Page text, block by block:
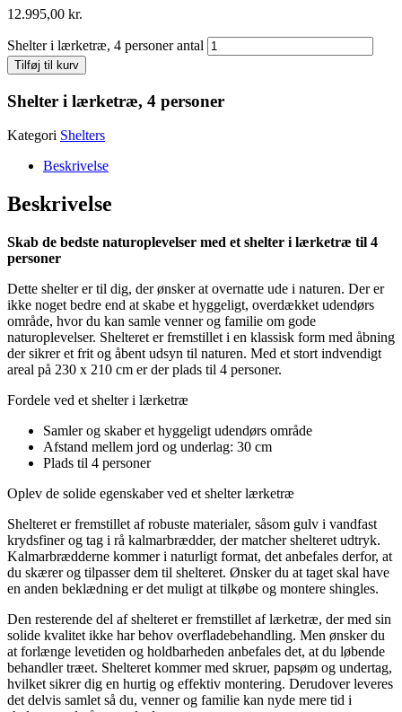
12.995,00 kr.
Shelter i lærketræ, 4 personer antal
Tilføj til kurv
Shelter i lærketræ, 4 personer
Kategori Shelters
Beskrivelse
Beskrivelse
Skab de bedste naturoplevelser med et shelter i lærketræ til 4
personer
Dette shelter er til dig, der ønsker at overnatte ude i naturen. Der er
ikke noget bedre end at skabe et hyggeligt, overdækket udendørs
område, hvor du kan samle venner og familie om gode
naturoplevelser. Shelteret er fremstillet i en klassisk form med åbning
der sikrer et frit og åbent udsyn til naturen. Med et stort indvendigt
areal på 230 x 210 cm er der plads til 4 personer.
Fordele ved et shelter i lærketræ
Samler og skaber et hyggeligt udendørs område
Afstand mellem jord og underlag: 30 cm
Plads til 4 personer
Oplev de solide egenskaber ved et shelter lærketræ
Shelteret er fremstillet af robuste materialer, såsom gulv i vandfast
krydsfiner og tag i rå kalmarbrædder, der matcher shelteret udtryk.
Kalmarbrædderne kommer i naturligt format, det anbefales derfor, at
du skærer og tilpasser dem til shelteret. Ønsker du at taget skal have
en anden beklædning er det muligt at tilkøbe og montere shingles.
Den resterende del af shelteret er fremstillet af lærketræ, der med sin
solide kvalitet ikke har behov overfladebehandling. Men ønsker du
at forlænge levetiden og holdbarheden anbefales det, at du løbende
behandler træet. Shelteret kommer med skruer, papsøm og undertag,
hvilket sikrer dig en hurtig og effektiv montering. Derudover leveres
det delvis samlet så du, venner og familie kan nyde mere tid i